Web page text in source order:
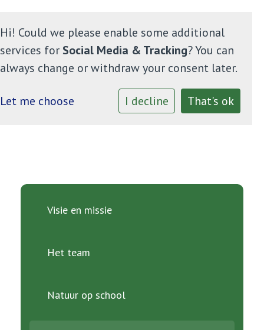
Ouders
Visie en missie
Het team
Natuur op school
Hi! Could we please enable some additional
services for Social Media & Tracking? You can
always change or withdraw your consent later.
Let me choose I decline That's ok